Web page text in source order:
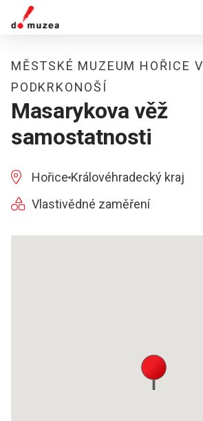
MĚSTSKÉ MUZEUM HOŘICE V
PODKRKONOŠÍ
Masarykova věž
samostatnosti
Hořice Královéhradecký kraj
Vlastivědné zaměření